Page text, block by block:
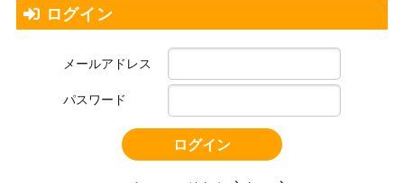
ログイン
メールアドレス
パスワード
ログイン